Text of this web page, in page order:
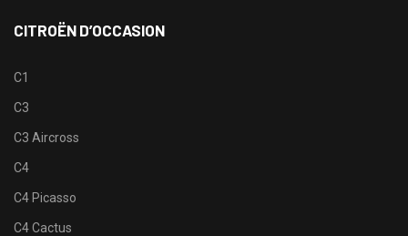
CITROËN D’OCCASION
C1
C3
C3 Aircross
C4
C4 Picasso
C4 Cactus